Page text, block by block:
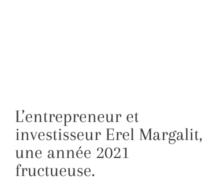
L’entrepreneur et
investisseur Erel Margalit,
une année 2021
fructueuse.